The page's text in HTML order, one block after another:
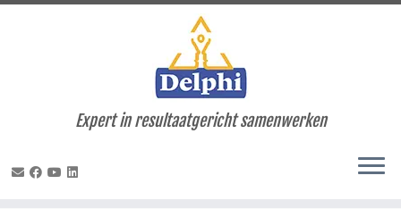
Expert in resultaatgericht samenwerken